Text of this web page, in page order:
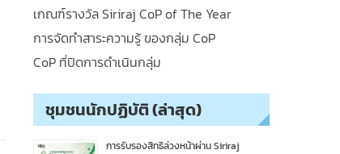
เกณฑ์รางวัล Siriraj CoP of The Year
การจัดทำสาระความรู้ ของกลุ่ม CoP
CoP ที่ปิดการดำเนินกลุ่ม
ชุมชนนักปฏิบัติ (ล่าสุด)
การรับรองสิทธิล่วงหน้าผ่าน Siriraj